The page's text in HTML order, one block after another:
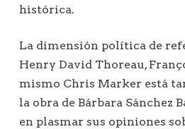
histórica.
La dimensión política de
Henry David Thoreau,
mismo Chris Marker está
la obra de Bárbara Sánchez
en plasmar sus opiniones